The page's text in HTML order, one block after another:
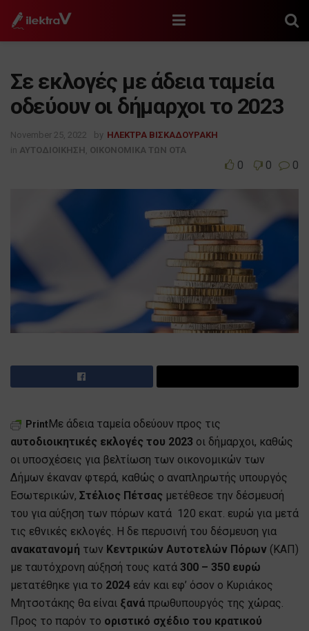
Σε εκλογές με άδεια ταμεία
οδεύουν οι δήμαρχοι το 2023
November 25, 2022 by ΗΛΕΚΤΡΑ ΒΙΣΚΑΔΟΥΡΑΚΗ
in ΑΥΤΟΔΙΟΙΚΗΣΗ ΟΙΚΟΝΟΜΙΚΑ ΤΩΝ ΟΤΑ
0 0 0
PrintΜε άδεια ταμεία οδεύουν προς τις
αυτοδιοικητικές εκλογές του 2023 οι δήμαρχοι, καθώς
οι υποσχέσεις για βελτίωση των οικονομικών των
Δήμων έκαναν φτερά, καθώς ο αναπληρωτής υπουργός
Εσωτερικών, Στέλιος Πέτσας μετέθεσε την δέσμευσή
του για αύξηση των πόρων κατά 120 εκατ. ευρώ για μετά
τις εθνικές εκλογές. Η δε περυσινή του δέσμευση για
ανακατανομή των Κεντρικών Αυτοτελών Πόρων (ΚΑΠ)
με ταυτόχρονη αύξησή τους κατά 300 – 350 ευρώ
μετατέθηκε για το 2024 εάν και εφ’ όσον ο Κυριάκος
Μητσοτάκης θα είναι ξανά πρωθυπουργός της χώρας.
Προς το παρόν το οριστικό σχέδιο του κρατικού